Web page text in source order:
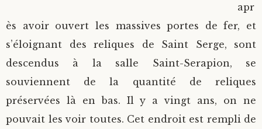
apr
ès avoir ouvert les massives portes de fer, et
s’éloignant des reliques de Saint Serge, sont
descendus à la salle Saint-Serapion, se
souviennent de la quantité de reliques
préservées là en bas. Il y a vingt ans, on ne
pouvait les voir toutes. Cet endroit est rempli de